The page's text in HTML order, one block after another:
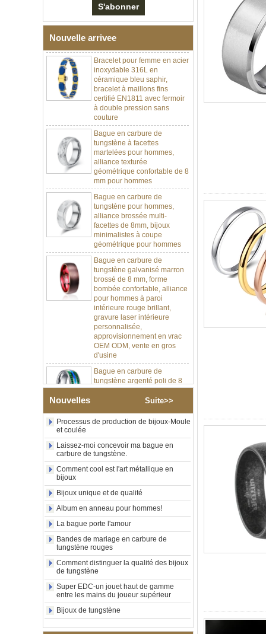
Nouvelle arrivee
316L, bracelet à maillons
thérapeutiques avec pierres
magnétiques et germanium
intégrées
Bracelet pour femme en acier
inoxydable 316L en
céramique bleu saphir,
bracelet à maillons fins
certifié EN1811 avec fermoir
à double pression sans
couture
Bague en carbure de
tungstène à facettes
martelées pour hommes,
alliance texturée
géométrique confortable de 8
mm pour hommes
Bague en carbure de
tungstène pour hommes,
alliance brossée multi-
facettes de 8mm, bijoux
minimalistes à coupe
géométrique pour hommes
Bague en carbure de
tungstène galvanisé marron
brossé de 8 mm, forme
bombée confortable, alliance
pour hommes à paroi
intérieure rouge brillant,
gravure laser intérieure
personnalisée,
approvisionnement en vrac
OEM ODM, vente en gros
d'usine
Bague en carbure de
tungstène argenté poli de 8
mm, incrustation centrale
d'opale bleue écrasée avec
bande de malachite
hommes, gravure laser
intérieure personnalisée,
approvisionnement en vrac
OEM ODM, vente en gros
d'usin
Bague en carbure de
carrée polie noire,
incrustation en bois avec
motif croisé en coquille
d'ormeau, bague de
déclaration religieuse pour
hommes, gravure intérieure
personnalisée,
approvisionnement en vrac
OEM ODM, vente en
Bague en carbure de
tungstène plaqué or rose de
8 mm, corde de guitare rouge
et incrustation d'opale
écrasée, alliance pour
hommes sur le thème de la
Nouvelles Suite>>
Processus de production de bijoux-Moule
et coulée
Laissez-moi concevoir ma bague en
carbure de tungstène.
Comment cool est l'art métallique en
bijoux
Bijoux unique et de qualité
Album en anneau pour hommes!
La bague porte l'amour
Bandes de mariage en carbure de
tungstène rouges
Comment distinguer la qualité des bijoux
de tungstène
Super EDC-un jouet haut de gamme
entre les mains du joueur supérieur
Bijoux de tungstène